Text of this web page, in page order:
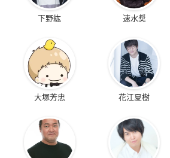
下野紘 速水奨
大塚芳忠 花江夏樹